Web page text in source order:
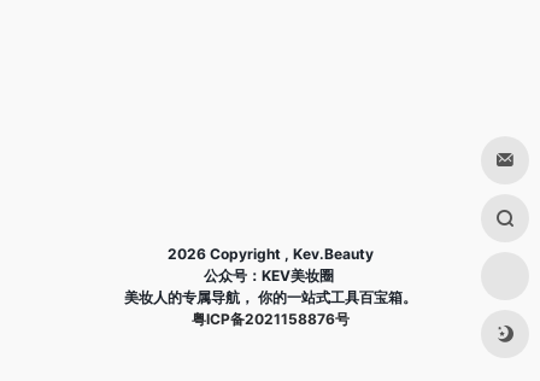
2026 Copyright , Kev.Beauty
公众号：KEV美妆圈
美妆人的专属导航， 你的一站式工具百宝箱。
粤ICP备2021158876号